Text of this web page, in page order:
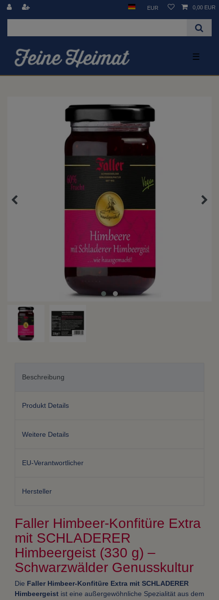
EUR 0,00 EUR
☰
Beschreibung
Produkt Details
Weitere Details
EU-Verantwortlicher
Hersteller
Faller Himbeer‑Konfitüre Extra
mit SCHLADERER
Himbeergeist (330 g) –
Schwarzwälder Genusskultur
Die Faller Himbeer‑Konfitüre Extra mit SCHLADERER
Himbeergeist ist eine außergewöhnliche Spezialität aus dem